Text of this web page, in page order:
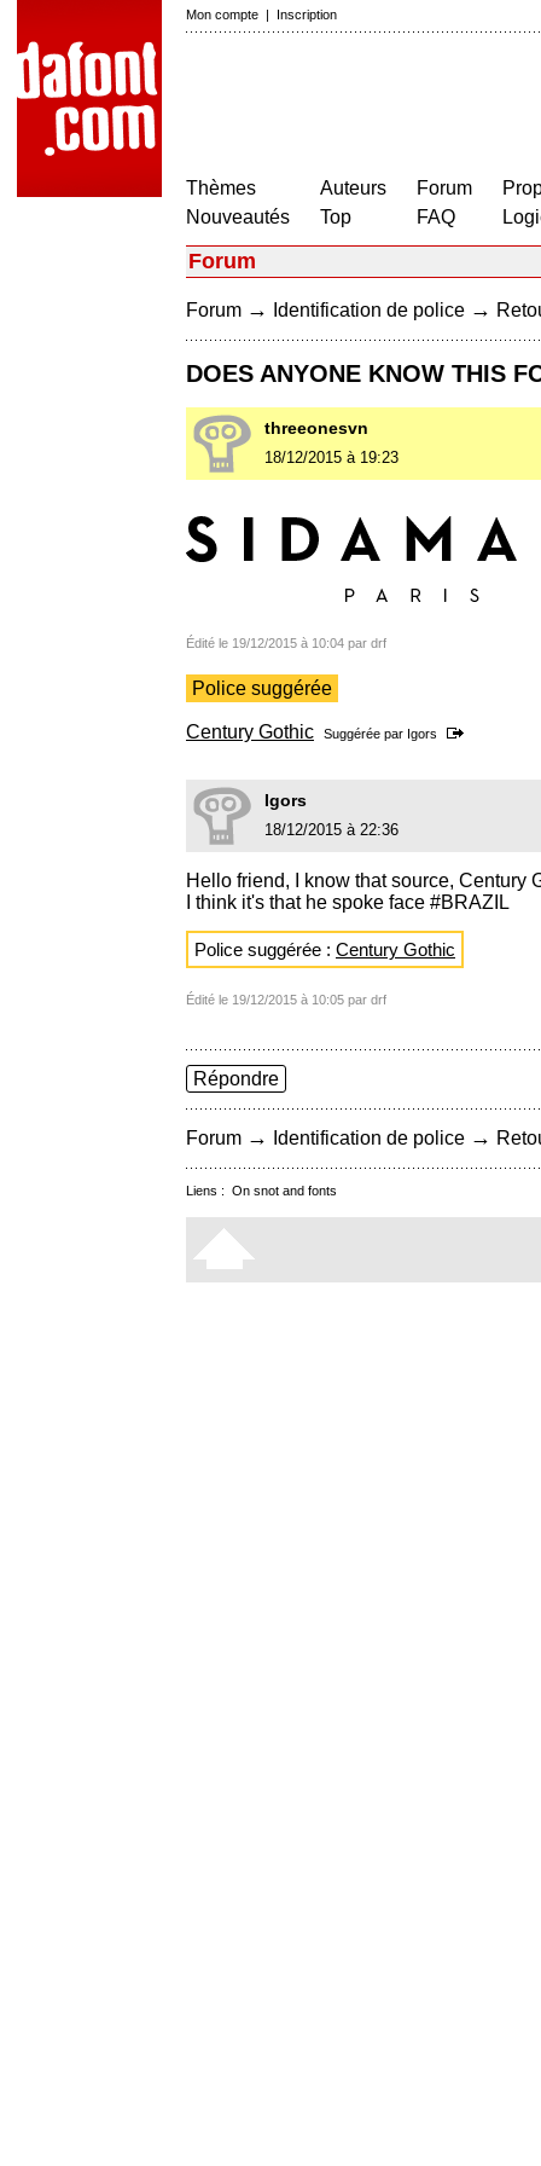
Mon compte | Inscription
Thèmes
Nouveautés
Auteurs
Top
Forum
FAQ
Forum
Forum → Identification de police →
DOES ANYONE KNOW THIS
threeonesvn
18/12/2015 à 19:23
Édité le 19/12/2015 à 10:04 par drf
Police suggérée
Century Gothic Suggérée par Igors
Igors
18/12/2015 à 22:36
Hello friend, I know that source, Century
I think it's that he spoke face #BRAZIL
Police suggérée : Century Gothic
Édité le 19/12/2015 à 10:05 par drf
Répondre
Forum → Identification de police →
Liens : On snot and fonts